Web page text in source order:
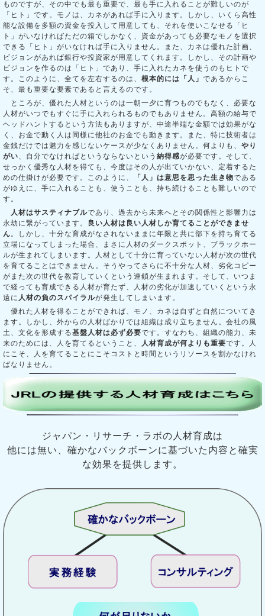
ものですが、その中でも最も重要で、最も手に入れることが難しいのが
「ヒト」です。モノは、カネがあれば手に入ります。しかし、いくら高性
能な設備を多額の資金を投入して用意しても、それを使いこなせる「ヒ
ト」がいなければただの箱でしかなく、資金があっても必要なモノを選択
できる「ヒト」がいなければ手に入りません。また、カネは優れた計画、
ビジョンがあれば銀行や投資家が用意してくれます。しかし、その計画や
ビジョンを作るのは「ヒト」であり、手に入れたカネを使うのもヒトで
す。このように、全てを左右するのは、 根本的には「人」 であるからこ
そ、最も重要な要素であると言えるのです。
ところが、優れた人材というのは一朝一夕に育つものでもなく、必要な
人材がいつでもすぐに手に入れられるものでもありません。高額の給与で
ヘッドハントするという方法もありますが、中途半端な金額では効果がな
く、お金で動く人は同様に他社のお金でも動きます。また、特に技術者は
金銭だけでは魅力を感じないケースが少なくありません。何よりも、 やり
がい、自分でなければというならないという 納得感が必要です。そして、
せっかく優秀な人材を得ても、今度はその人が出ていかない、定着するた
めの仕掛けが必要です。このように、
「人」は意思を思った生き物である
がゆえに、手に入れることも、使うことも、持ち続けることも難しいので
す。
人材はサスティナブルであり、過去から未来へとその関係性と影響力は
永劫に繋がっています。
良い人材は良い人材しか育てることができませ
ん。しかし、十分な育成がなされないままに年限と共に部下を持ち育てる
立場になってしまった場合、まさに人材のダークスポット、ブラックホー
ルが生まれてしまいます。人材として十分に育っていない人材が次の世代
を育てることはできません。そうやってさらに不十分な人材、劣化コピー
がまた次の世代を教育していくという連鎖が生まれます。そして、いつま
で経っても育成できる人材が育たず、人材の劣化が加速していくという永
遠に 人材の負のスパイラルが発生してしまいます。
優れた人材を得ることができれば、モノ、カネは自ずと自然についてき
ます。しかし、外からの人材ばかりでは組織は成り立ちません。会社の風
土、文化を形成する基盤人材は必ず必要です。すなわち、組織の能力、未
来のためには、人を育てるということ、 人材育成が何よりも重要です。人
にこそ、人を育てることにこそコストと時間というリソースを割かなけれ
ばなりません。
ジャパン・リサーチ・ラボの人材育成は
他には無い、確かなバックボーンに基づいた内容と確実
な効果を提供します。